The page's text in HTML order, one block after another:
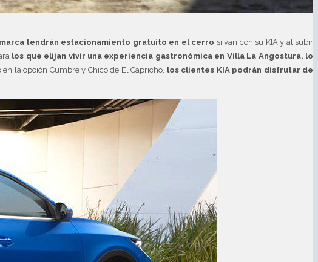
tendrán estacionamiento gratuito en el cerro si van con su KIA y al subir
los que elijan vivir una experiencia gastronómica en Villa La Angostura, lo
la opción Cumbre y Chico de El Capricho, los clientes KIA podrán disfrutar de